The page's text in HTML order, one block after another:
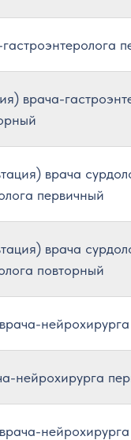
врача-
врача
первичный
врача
повторный
нейрохирурга